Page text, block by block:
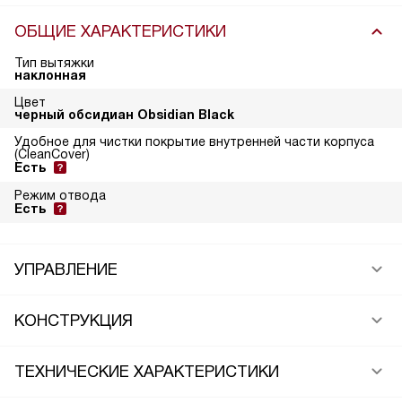
ОБЩИЕ ХАРАКТЕРИСТИКИ
Тип вытяжки
наклонная
Цвет
черный обсидиан Obsidian Black
Удобное для чистки покрытие внутренней части корпуса
(CleanCover)
Есть
Режим отвода
Есть
УПРАВЛЕНИЕ
КОНСТРУКЦИЯ
ТЕХНИЧЕСКИЕ ХАРАКТЕРИСТИКИ